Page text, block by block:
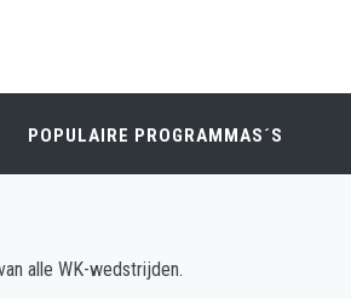
POPULAIRE PROGRAMMAS´S
alle WK-wedstrijden.